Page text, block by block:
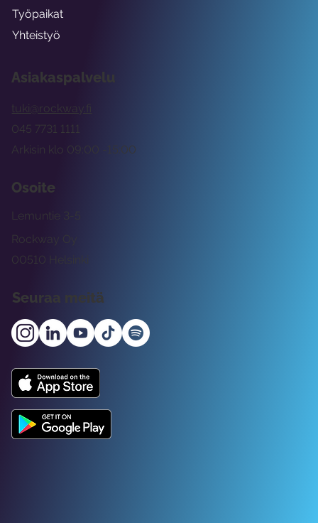
Asiakaspalvelu
tuki@rockway.fi
Arkisin klo 09:00 -15:00
045 7731 1111
Osoite
Rockway Oy
Lemuntie 3-5
00510 Helsinki
Seuraa meitä
Työpaikat
Yhteistyö